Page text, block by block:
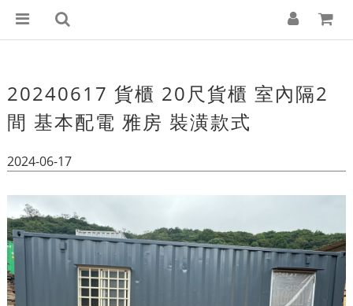
20240617 貨櫃 20尺貨櫃 室內隔2
間 基本配電 雅房 裝潢款式
2024-06-17